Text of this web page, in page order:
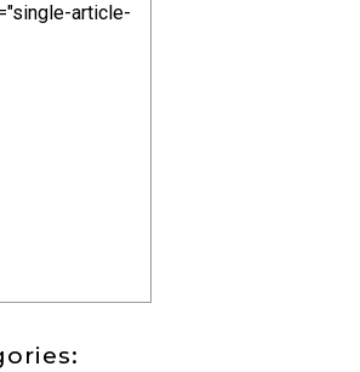
article-